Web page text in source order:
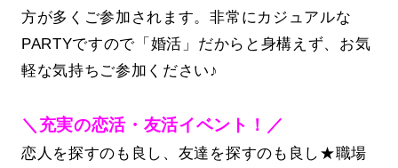
方が多くご参加されます。非常にカジュアルな
PARTYですので「婚活」だからと身構えず、お気
軽な気持ちご参加ください♪
＼充実の恋活・友活イベント！／
恋人を探すのも良し、友達を探すのも良し★職場